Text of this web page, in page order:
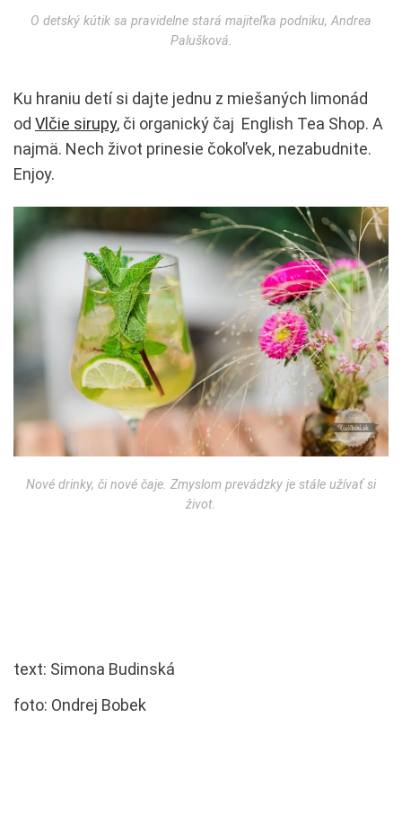
O detský kútik sa pravidelne stará majiteľka podniku, Andrea
Palušková.
Ku hraniu detí si dajte jednu z miešaných limonád
od Vlčie sirupy, či organický čaj English Tea Shop. A
najmä. Nech život prinesie čokoľvek, nezabudnite.
Enjoy.
Nové drinky, či nové čaje. Zmyslom prevádzky je stále užívať si
život.
text: Simona Budinská
foto: Ondrej Bobek